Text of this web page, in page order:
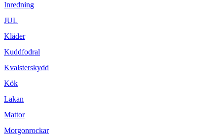
Inredning
JUL
Kläder
Kuddfodral
Kvalsterskydd
Kök
Lakan
Mattor
Morgonrockar